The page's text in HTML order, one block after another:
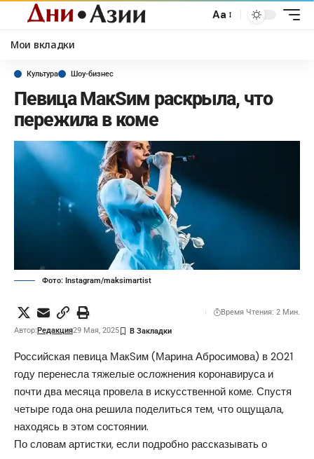
Aa
Мои вкладки
Культура Шоу-бизнес
Певица МакSим раскрыла, что
пережила в коме
Фото: Instagram/maksimartist
Автор:Редакция29 Мая, 2025
Время Чтения: 2 Мин.
Российская певица МакSим (Марина Абросимова) в 2021
году перенесла тяжелые осложнения коронавируса и
почти два месяца провела в искусственной коме. Спустя
четыре года она решила поделиться тем, что ощущала,
находясь в этом состоянии.
По словам артистки, если подробно рассказывать о